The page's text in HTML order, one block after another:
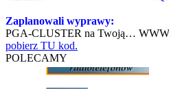
Zaplanowali wyprawy:
PGA-CLUSTER na Twoją… WWW
pobierz TU kod.
POLECAMY